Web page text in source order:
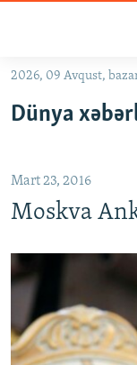
Əsas
qayıt
qayıt
Axtarışa
#İZAHLA
QANUNI DOĞRU
ARAŞDIRMA
MULTIMEDIA
VIDEO
RADIO ARXIV
2026, 09 Avqust,
Dünya
Mart 23, 2016
Moskva